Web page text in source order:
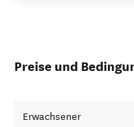
Preise und
Erwachsener